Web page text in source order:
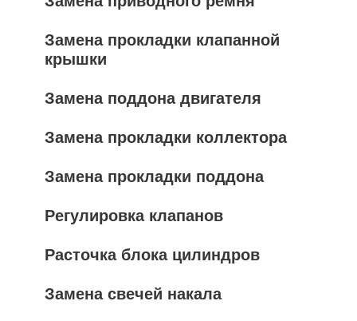
Замена прокладки клапанной
крышки
Замена поддона двигателя
Замена прокладки коллектора
Замена прокладки поддона
Регулировка клапанов
Расточка блока цилиндров
Замена свечей накала